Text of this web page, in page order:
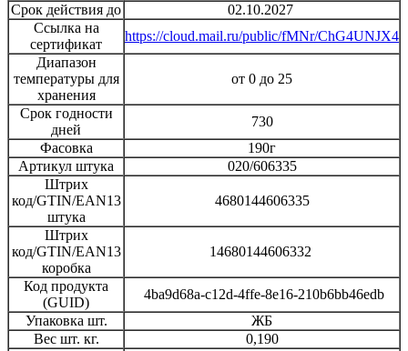
Срок действия до
02.10.2027
Ссылка на
сертификат
https://cloud.mail.ru/public/fMNr/ChG4UNJX4
Диапазон
температуры для
хранения
от 0 до 25
Срок годности
дней
730
Фасовка
190г
Артикул штука
020/606335
Штрих
код/GTIN/EAN13
штука
4680144606335
Штрих
код/GTIN/EAN13
коробка
14680144606332
Код продукта
(GUID)
4ba9d68a-c12d-4ffe-8e16-210b6bb46edb
Упаковка шт.
ЖБ
Вес шт. кг.
0,190